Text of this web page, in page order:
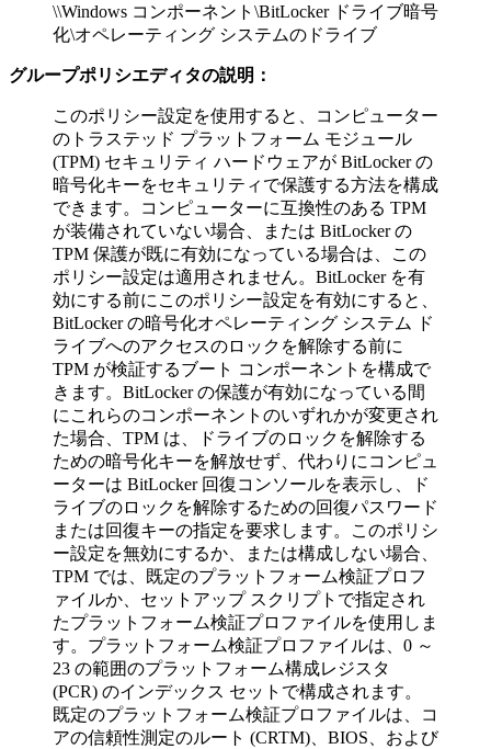
\\Windows コンポーネント\BitLocker ドライブ暗号
化\オペレーティング システムのドライブ
グループポリシエディタの説明：
このポリシー設定を使用すると、コンピューター
のトラステッド プラットフォーム モジュール
(TPM) セキュリティ ハードウェアが BitLocker の
暗号化キーをセキュリティで保護する方法を構成
できます。コンピューターに互換性のある TPM
が装備されていない場合、または BitLocker の
TPM 保護が既に有効になっている場合は、この
ポリシー設定は適用されません。BitLocker を有
効にする前にこのポリシー設定を有効にすると、
BitLocker の暗号化オペレーティング システム ド
ライブへのアクセスのロックを解除する前に
TPM が検証するブート コンポーネントを構成で
きます。BitLocker の保護が有効になっている間
にこれらのコンポーネントのいずれかが変更され
た場合、TPM は、ドライブのロックを解除する
ための暗号化キーを解放せず、代わりにコンピュ
ーターは BitLocker 回復コンソールを表示し、ド
ライブのロックを解除するための回復パスワード
または回復キーの指定を要求します。このポリシ
ー設定を無効にするか、または構成しない場合、
TPM では、既定のプラットフォーム検証プロフ
ァイルか、セットアップ スクリプトで指定され
たプラットフォーム検証プロファイルを使用しま
す。プラットフォーム検証プロファイルは、0 ～
23 の範囲のプラットフォーム構成レジスタ
(PCR) のインデックス セットで構成されます。
既定のプラットフォーム検証プロファイルは、コ
アの信頼性測定のルート (CRTM)、BIOS、および